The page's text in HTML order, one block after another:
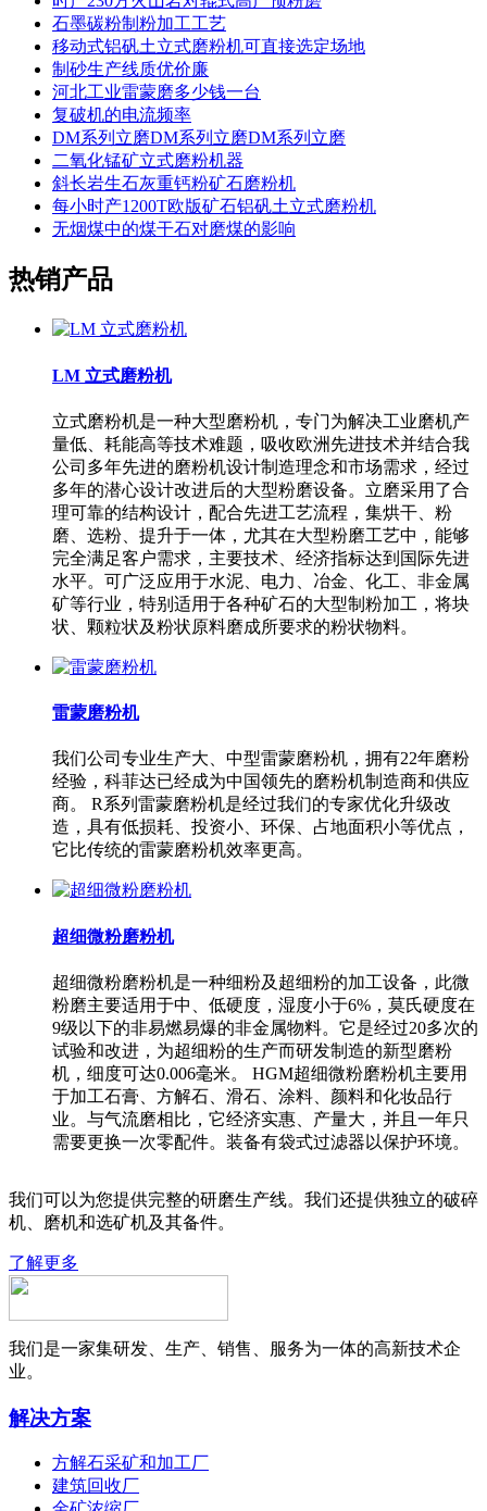
石墨碳粉制粉加工工艺
移动式铝矾土立式磨粉机可直接选定场地
制砂生产线质优价廉
河北工业雷蒙磨多少钱一台
复破机的电流频率
DM系列立磨DM系列立磨DM系列立磨
二氧化锰矿立式磨粉机器
斜长岩生石灰重钙粉矿石磨粉机
每小时产1200T欧版矿石铝矾土立式磨粉机
无烟煤中的煤干石对磨煤的影响
热销产品
LM 立式磨粉机
立式磨粉机是一种大型磨粉机，专门为解决工业磨机产
量低、耗能高等技术难题，吸收欧洲先进技术并结合我
公司多年先进的磨粉机设计制造理念和市场需求，经过
多年的潜心设计改进后的大型粉磨设备。立磨采用了合
理可靠的结构设计，配合先进工艺流程，集烘干、粉
磨、选粉、提升于一体，尤其在大型粉磨工艺中，能够
完全满足客户需求，主要技术、经济指标达到国际先进
水平。可广泛应用于水泥、电力、冶金、化工、非金属
矿等行业，特别适用于各种矿石的大型制粉加工，将块
状、颗粒状及粉状原料磨成所要求的粉状物料。
雷蒙磨粉机
我们公司专业生产大、中型雷蒙磨粉机，拥有22年磨粉
经验，科菲达已经成为中国领先的磨粉机制造商和供应
商。 R系列雷蒙磨粉机是经过我们的专家优化升级改
造，具有低损耗、投资小、环保、占地面积小等优点，
它比传统的雷蒙磨粉机效率更高。
超细微粉磨粉机
超细微粉磨粉机是一种细粉及超细粉的加工设备，此微
粉磨主要适用于中、低硬度，湿度小于6%，莫氏硬度在
9级以下的非易燃易爆的非金属物料。它是经过20多次的
试验和改进，为超细粉的生产而研发制造的新型磨粉
机，细度可达0.006毫米。 HGM超细微粉磨粉机主要用
于加工石膏、方解石、滑石、涂料、颜料和化妆品行
业。与气流磨相比，它经济实惠、产量大，并且一年只
需要更换一次零配件。装备有袋式过滤器以保护环境。
我们可以为您提供完整的研磨生产线。我们还提供独立的破碎
机、磨机和选矿机及其备件。
了解更多
我们是一家集研发、生产、销售、服务为一体的高新技术企
业。
解决方案
方解石采矿和加工厂
建筑回收厂